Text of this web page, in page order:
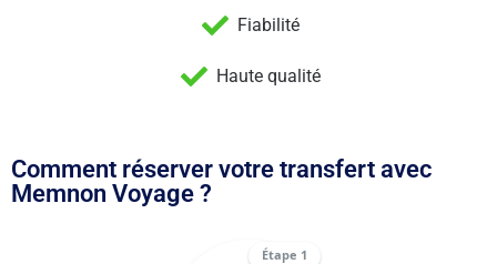
Fiabilité
Haute qualité
Comment réserver votre transfert avec
Memnon Voyage ?
Étape 1